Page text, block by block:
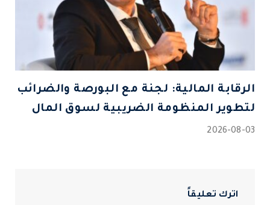
الرقابة المالية: لجنة مع البورصة والضرائب
لتطوير المنظومة الضريبية لسوق المال
2026-08-03
اترك تعليقاً